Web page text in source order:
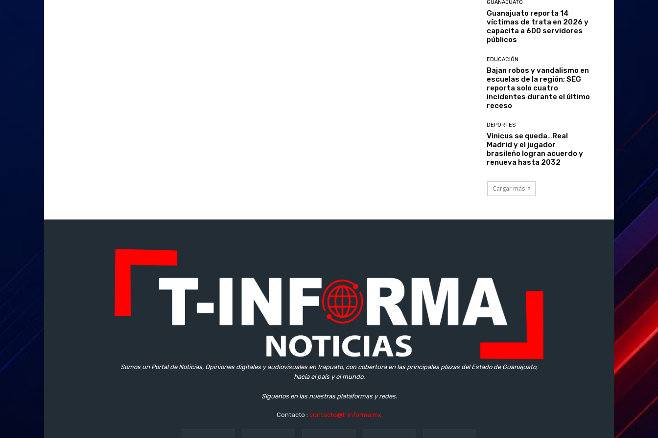
GUANAJUATO
Guanajuato reporta 14
víctimas de trata en 2026 y
capacita a 600 servidores
públicos
EDUCACIÓN
Bajan robos y vandalismo en
escuelas de la región; SEG
reporta solo cuatro
incidentes durante el último
receso
DEPORTES
Vinicus se queda…Real
Madrid y el jugador
brasileño logran acuerdo y
renueva hasta 2032
Cargar más
Somos un Portal de Noticias, Opiniones digitales y audiovisuales en Irapuato, con cobertura en las principales plazas del Estado de Guanajuato,
hacia el país y el mundo.
Síguenos en las nuestras plataformas y redes.
Contacto : contacto@t-informa.mx